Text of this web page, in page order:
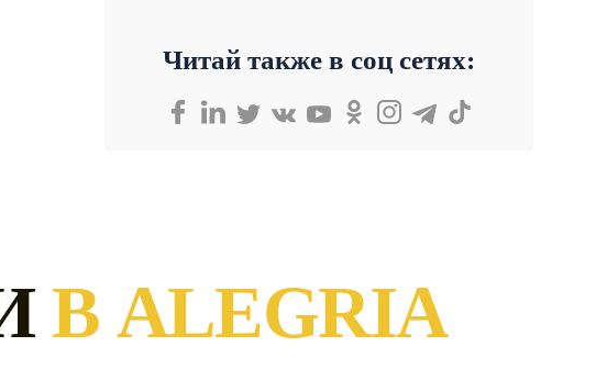
Читай также в соц сетях:
В ALEGRIA